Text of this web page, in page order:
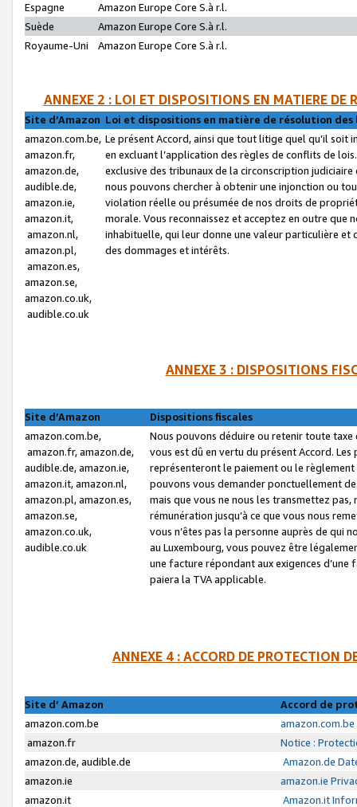
Espagne
Amazon Europe Core S.à r.l.
Suède
Amazon Europe Core S.à r.l.
Royaume-Uni
Amazon Europe Core S.à r.l.
ANNEXE 2 : LOI ET DISPOSITIONS EN MATIERE DE
Site d’Amazon Loi et dispositions en matière de résolution
amazon.com.be,
amazon.fr,
amazon.de,
audible.de,
amazon.ie,
amazon.it,
amazon.nl,
amazon.pl,
amazon.es,
amazon.se,
amazon.co.uk,
audible.co.uk
Le présent Accord, ainsi que tout litige quel qu’il soit
en excluant l’application des règles de conflits de
exclusive des tribunaux de la circonscription
nous pouvons chercher à obtenir une injonction ou
violation réelle ou présumée de nos droits de
morale. Vous reconnaissez et acceptez en outre que
inhabituelle, qui leur donne une valeur particulière
des dommages et intérêts.
ANNEXE 3 : DISPOSITIONS
Site d’Amazon
Dispositions fiscales
amazon.com.be,
amazon.fr, amazon.de,
audible.de, amazon.ie,
amazon.it, amazon.nl,
amazon.pl, amazon.es,
amazon.se,
amazon.co.uk,
audible.co.uk
Nous pouvons déduire ou retenir toute
vous est dû en vertu du présent Accord.
représenteront le paiement ou le
pouvons vous demander ponctuellement
mais que vous ne nous les transmettez
rémunération jusqu’à ce que vous nous
vous n’êtes pas la personne auprès de qui
au Luxembourg, vous pouvez être
une facture répondant aux exigences
paiera la TVA applicable.
ANNEXE 4 : ACCORD DE PROTECTION
Site d’ Amazon
Accord de
amazon.com.be
amazon.fr
Notice :
amazon.de, audible.de
Amazon.de
amazon.ie
amazon.ie
amazon.it
Amazon.it